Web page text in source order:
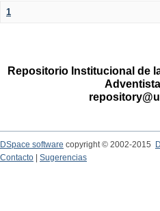
1
Repositorio Institucional de
DSpace software copyright © 2002-2015
Contacto
Sugerencias